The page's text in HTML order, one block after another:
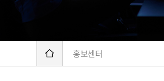
홍보센터